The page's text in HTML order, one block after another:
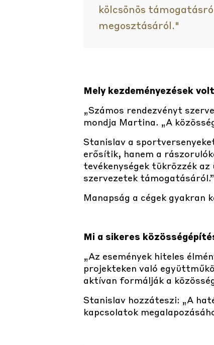
kölcsönös
megosztásáról."
Mely kezdeményezések
„Számos rendezvényt
mondja Martina. „A
Stanislav a
erősítik, hanem a
tevékenységek tükrözzék
szervezetek támogatásáról.”
Manapság a cégek gyakran
Mi a sikeres
„Az események hiteles
projekteken való
aktívan formálják a
Stanislav hozzáteszi: „A
kapcsolatok